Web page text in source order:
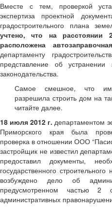
Вместе с тем, проверкой
экспертиза проектной
градостроительного плана
учтено, что на
расположена
департаменту
представление об устранении
законодательства.
Самое смешное, что
разрешила строить дом на
читайте далее.
18 июля 2012 г. департаментом
Приморского края была
проверка в отношении ООО
застройщик не известил
предоставил документы,
государственного
возбуждено дело об
предусмотренном частью
административных